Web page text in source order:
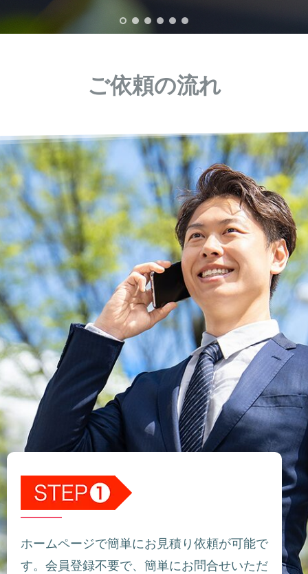
ご依頼の流れ
ホームページで簡単にお見積り依頼が可能で
す。会員登録不要で、簡単にお問合せいただ